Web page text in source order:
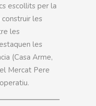
escollits per la
les
les
les
(Casa Arme,
Mercat Pere